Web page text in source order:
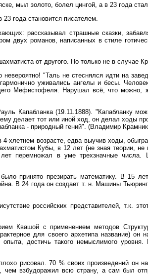
мыл золото, болел цингой, а в 23 года стал
года становится писателем.
рассказывал страшные сказки,
двух романов, написанных в стиле
от другого. Но только не в случае
"Таль не стеснялся идти на
уживались ангелы и бесы.
Мефистофеля. Нарушал всё, что можно,
Капабланка (19.11.1888). "Капабланку
делает тот или иной ход, он делал ходы
- природный гений". (Владимир
хлетнем возрасте, едва выучив ходы,
Кубы, в 12 лет (не зная теории, не
перемножал в уме трехзначные числа.
принято презирать математику. В 15
В 24 года он создает т. н. Машины
российских представителей, т.к.
Квашой с применением методов
для своего архетипа название) он
достичь такого немыслимого
рисовал. 70 % своих произведений он
взбудоражил всю страну, а сам был